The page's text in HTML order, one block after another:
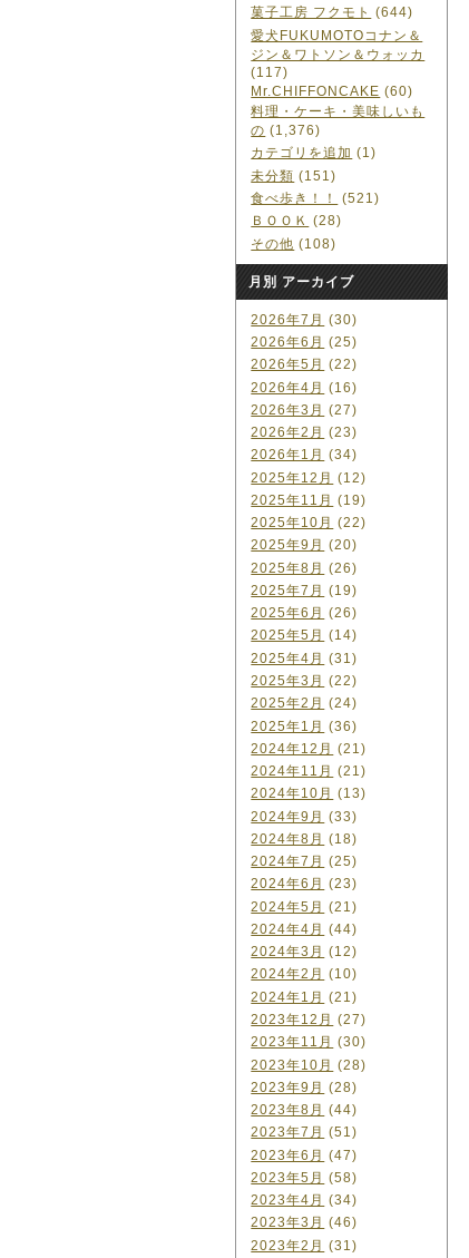
菓子工房 フクモト (644)
愛犬FUKUMOTOコナン＆
ジン＆ワトソン＆ウォッカ
(117)
Mr.CHIFFONCAKE (60)
料理・ケーキ・美味しいも
の (1,376)
カテゴリを追加 (1)
未分類 (151)
食べ歩き！！
(521)
ＢＯＯＫ (28)
その他 (108)
月別 アーカイブ
2026年7月 (30)
2026年6月 (25)
2026年5月 (22)
2026年4月 (16)
2026年3月 (27)
2026年2月 (23)
2026年1月 (34)
2025年12月 (12)
2025年11月 (19)
2025年10月 (22)
2025年9月 (20)
2025年8月 (26)
2025年7月 (19)
2025年6月 (26)
2025年5月 (14)
2025年4月 (31)
2025年3月 (22)
2025年2月 (24)
2025年1月 (36)
2024年12月 (21)
2024年11月 (21)
2024年10月 (13)
2024年9月 (33)
2024年8月 (18)
2024年7月 (25)
2024年6月 (23)
2024年5月 (21)
2024年4月 (44)
2024年3月 (12)
2024年2月 (10)
2024年1月 (21)
2023年12月 (27)
2023年11月 (30)
2023年10月 (28)
2023年9月 (28)
2023年8月 (44)
2023年7月 (51)
2023年6月 (47)
2023年5月 (58)
2023年4月 (34)
2023年3月 (46)
2023年2月 (31)